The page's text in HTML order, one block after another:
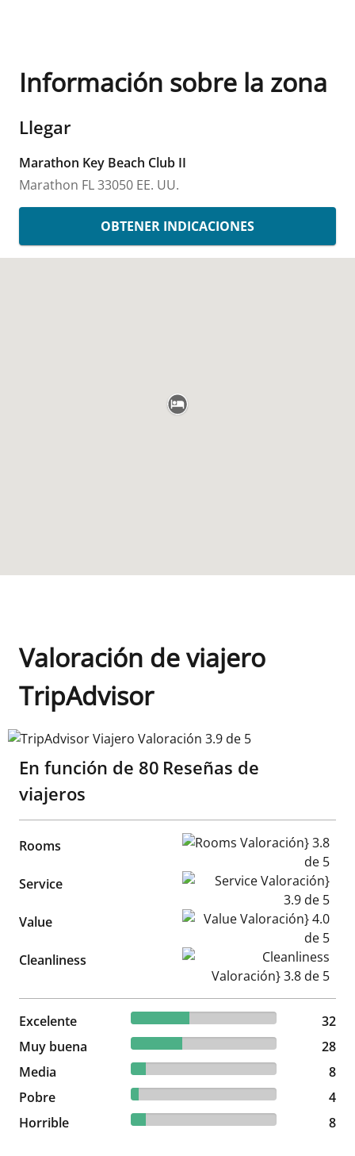
Información sobre la zona
Llegar
Marathon Key Beach Club II
Marathon FL33050 EE. UU.
OBTENER INDICACIONES
Valoración de viajero
TripAdvisor
TripAdvisor Viajero Valoración 3.9 de 5
En función de 80 Reseñas de
viajeros
Rooms Rooms Valoración} 3.8 de 5
Service Service Valoración} 3.9 de 5
Value Value Valoración} 4.0 de 5
Cleanliness Cleanliness Valoración} 3.8
Excelente 40% reviewed Excelente
32 reviews
32
Muy buena
35% reviewed Muy buena
28 reviews
28
Media
10% reviewed Media
8 reviews
8
Pobre
5% reviewed Pobre
4 reviews
4
Horrible
10% reviewed Horrible
8 reviews 8